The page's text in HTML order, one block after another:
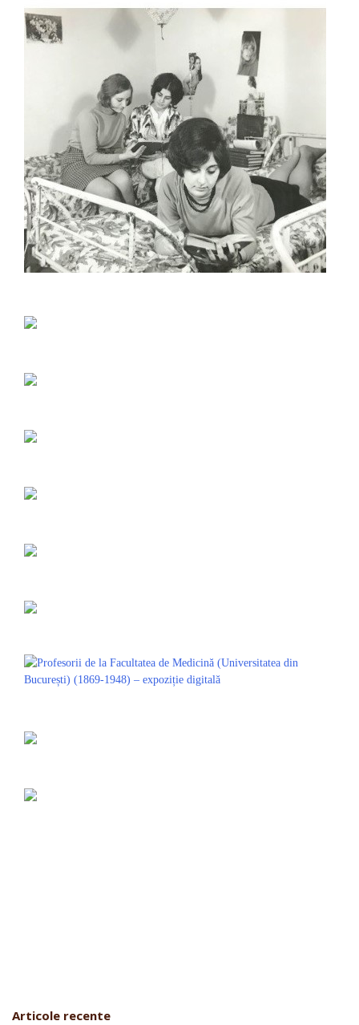
Articole recente